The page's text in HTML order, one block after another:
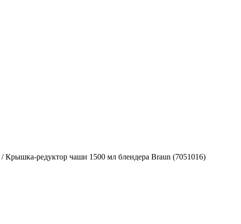
/Крышка-редуктор чаши 1500 мл блендера Braun (7051016)